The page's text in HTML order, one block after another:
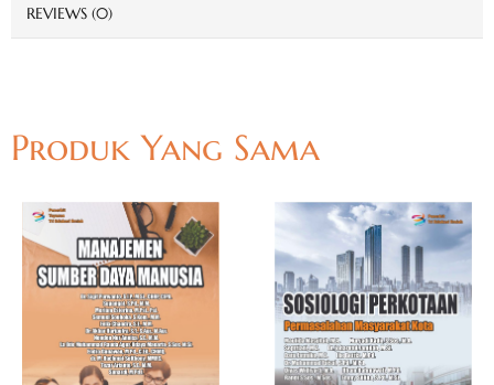
REVIEWS (0)
Produk Yang Sama